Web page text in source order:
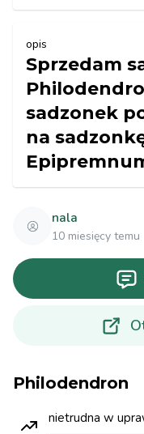
opis
Sprzedam
sadzonek
na
nala
10 miesięcy temu
Philodendron
nietrudna w